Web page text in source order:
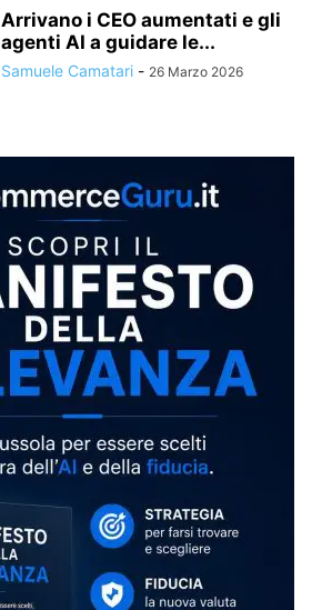
Arrivano i CEO aumentati e gli
agenti AI a guidare le...
Samuele Camatari - 26 Marzo 2026